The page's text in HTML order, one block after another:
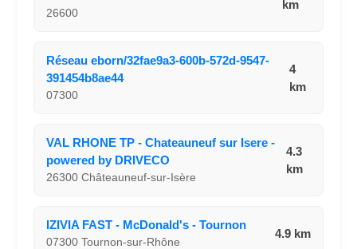
26600
km
Réseau eborn/32fae9a3-600b-572d-9547-
391454b8ae44
07300
4
km
VAL RHONE TP - Chateauneuf sur Isere -
powered by DRIVECO
26300 Châteauneuf-sur-Isère
4.3
km
IZIVIA FAST - McDonald's - Tournon
07300 Tournon-sur-Rhône
4.9 km